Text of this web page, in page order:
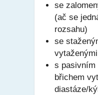
se
(ač se
rozsahu)
se
s pasivním
břichem
diastáze/